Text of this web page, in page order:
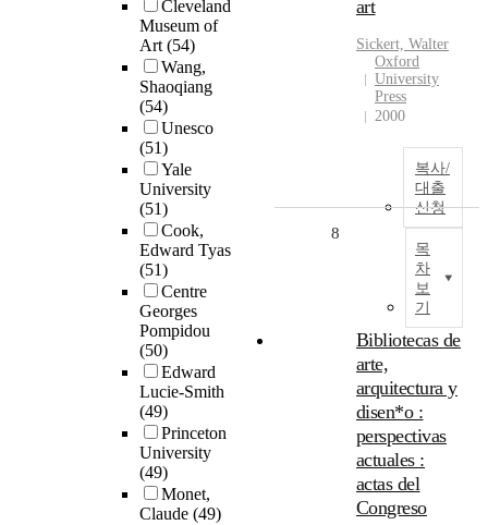
Cleveland
Museum of
Art(54)
Wang,
Shaoqiang
(54)
Unesco
(51)
Yale
University
(51)
Cook,
Edward Tyas
(51)
Centre
Georges
Pompidou
(50)
Edward
Lucie-Smith
(49)
Princeton
University
(49)
Monet,
Claude (49)
art
Sickert, Walter
Oxford
University
Press
2000
복사/
대출
신청
목
차
보
기
8
Bibliotecas de
arte,
arquitectura y
disen*o :
perspectivas
actuales :
actas del
Congreso